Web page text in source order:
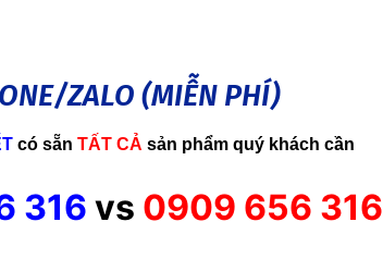
ZALO (MIỄN PHÍ)
có sẵn TẤT CẢ sản phẩm quý khách cần
316 vs 0909 656 316